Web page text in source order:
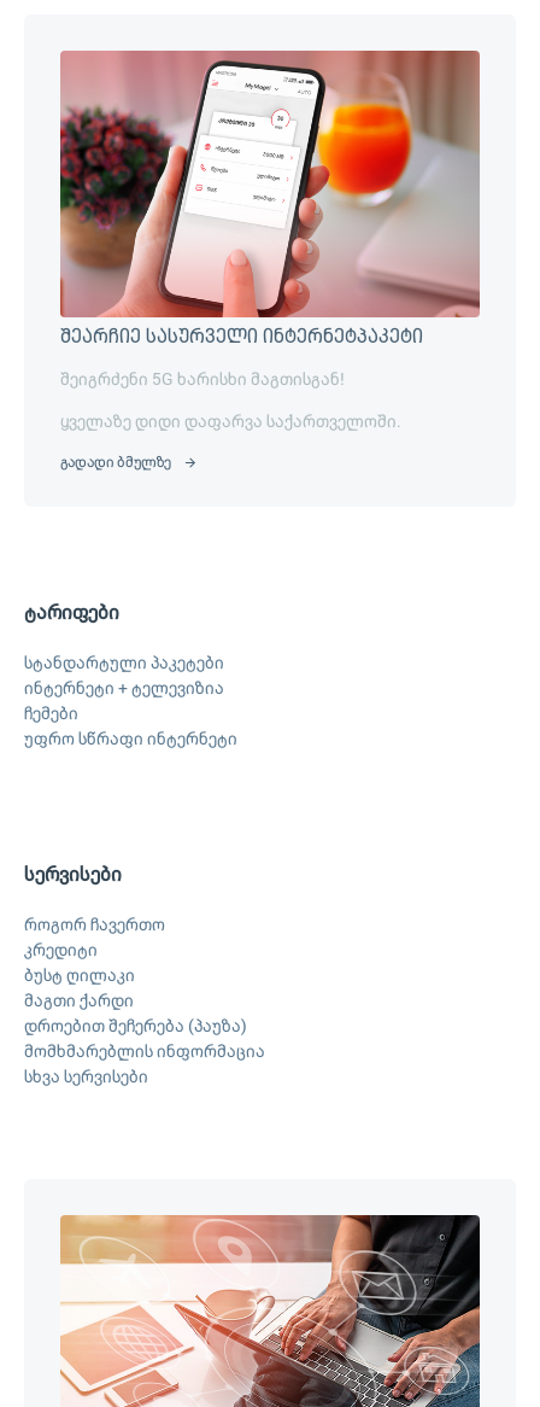
შეარჩიე სასურველი ინტერნეტპაკეტი
შეიგრძენი 5G ხარისხი მაგთისგან!
ყველაზე დიდი დაფარვა საქართველოში.
გადადი ბმულზე
ტარიფები
სტანდარტული პაკეტები
ინტერნეტი + ტელევიზია
ჩემები
უფრო სწრაფი ინტერნეტი
სერვისები
როგორ ჩავერთო
კრედიტი
ბუსტ ღილაკი
მაგთი ქარდი
დროებით შეჩერება (პაუზა)
მომხმარებლის ინფორმაცია
სხვა სერვისები